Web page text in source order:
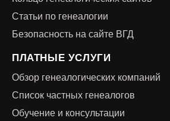
Статьи по генеалогии
Безопасность на сайте ВГД
ПЛАТНЫЕ УСЛУГИ
Обзор генеалогических компаний
Список частных генеалогов
Обучение и консультации